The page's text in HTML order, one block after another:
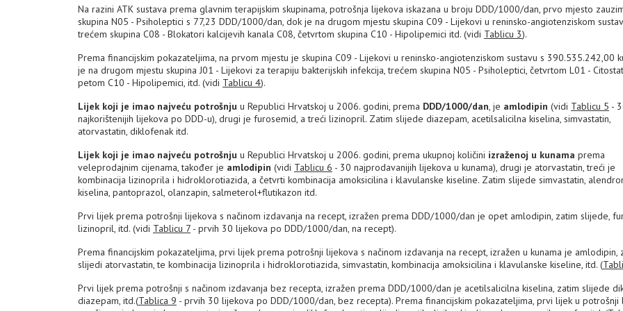
Na razini ATK sustava prema glavnim terapijskim skupinama, potrošnja lijekova iskazana u broju DDD/1000/dan, prvo mjesto
skupina N05 - Psiholeptici s 77,23 DDD/1000/dan, dok je na drugom mjestu skupina C09 - Lijekovi u reninsko-angiotenziskom
trećem skupina C08 - Blokatori kalcijevih kanala C08, četvrtom skupina C10 - Hipolipemici itd. (vidi Tablicu 3).
Prema financijskim pokazateljima, na prvom mjestu je skupina C09 - Lijekovi u reninsko-angiotenziskom sustavu s 390.535.242,00
je na drugom mjestu skupina J01 - Lijekovi za terapiju bakterijskih infekcija, trećem skupina N05 - Psiholeptici, četvrtom L01 -
petom C10 - Hipolipemici, itd. (vidi Tablicu 4).
Lijek koji je imao najveću potrošnju u Republici Hrvatskoj u 2006. godini, prema DDD/1000/dan, je amlodipin (vidi Tablicu 5 -
najkorištenijih lijekova po DDD-u), drugi je furosemid, a treći lizinopril. Zatim slijede diazepam, acetilsalicilna kiselina, simvastatin,
atorvastatin, diklofenak itd.
Lijek koji je imao najveću potrošnju u Republici Hrvatskoj u 2006. godini, prema ukupnoj količini izraženoj u kunama prema
veleprodajnim cijenama, također je amlodipin (vidi Tablicu 6 - 30 najprodavanijih lijekova u kunama), drugi je atorvastatin, treći je
kombinacija lizinoprila i hidroklorotiazida, a četvrti kombinacija amoksicilina i klavulanske kiseline. Zatim slijede simvastatin,
kiselina, pantoprazol, olanzapin, salmeterol+flutikazon itd.
Prvi lijek prema potrošnji lijekova s načinom izdavanja na recept, izražen prema DDD/1000/dan je opet amlodipin, zatim slijede,
lizinopril, itd. (vidi Tablicu 7 - prvih 30 lijekova po DDD/1000/dan, na recept).
Prema financijskim pokazateljima, prvi lijek prema potrošnji lijekova s načinom izdavanja na recept, izražen u kunama je amlodipin,
slijedi atorvastatin, te kombinacija lizinoprila i hidroklorotiazida, simvastatin, kombinacija amoksicilina i klavulanske kiseline, itd. (
Prvi lijek prema potrošnji s načinom izdavanja bez recepta, izražen prema DDD/1000/dan je acetilsalicilna kiselina, zatim slijede
diazepam, itd.(Tablica 9 - prvih 30 lijekova po DDD/1000/dan, bez recepta). Prema financijskim pokazateljima, prvi lijek u potrošnji